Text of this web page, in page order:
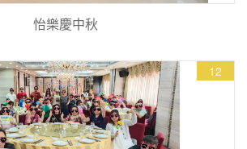
怡樂慶中秋
12